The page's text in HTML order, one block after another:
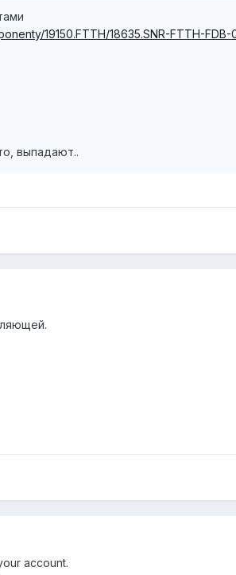
19150.FTTH/18635.SNR-FTTH-FDB-
выпадают..
account.